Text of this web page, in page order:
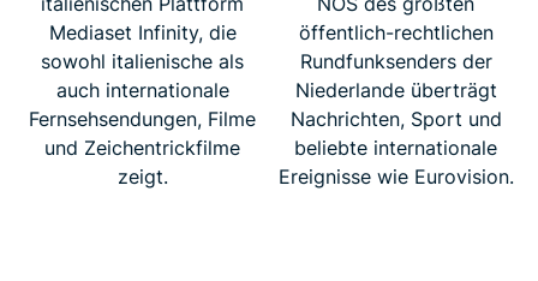
Mediaset Infinity, die
sowohl italienische als
auch internationale
Fernsehsendungen, Filme
und Zeichentrickfilme
zeigt.
öffentlich-rechtlichen
Rundfunksenders der
Niederlande überträgt
Nachrichten, Sport und
beliebte internationale
Ereignisse wie Eurovision.